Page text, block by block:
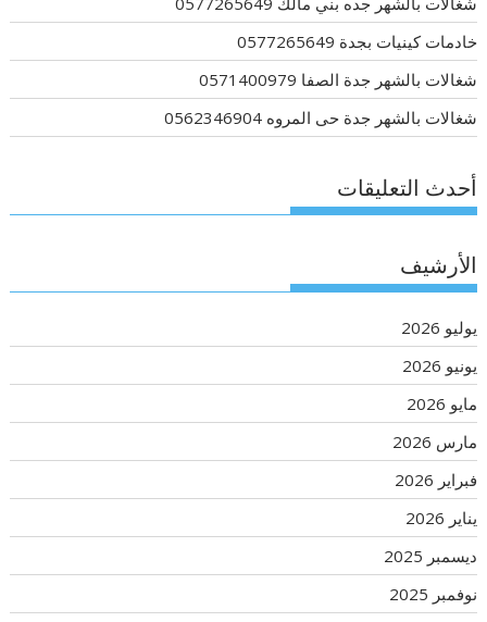
خادمات كينيات بجدة 0577265649
شغالات بالشهر جدة الصفا 0571400979
شغالات بالشهر جدة حى المروه 0562346904
أحدث التعليقات
الأرشيف
يوليو 2026
يونيو 2026
مايو 2026
مارس 2026
فبراير 2026
يناير 2026
ديسمبر 2025
نوفمبر 2025